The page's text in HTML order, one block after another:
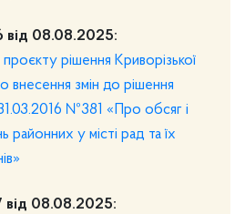
08.08.2025:
рішення Криворізької
внесення змін до рішення
31.03.2016 №381 «Про обсяг і
районних у місті рад та їх
08.08.2025: